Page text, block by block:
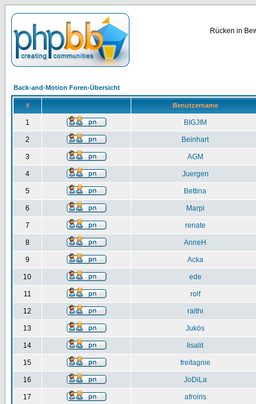
Rücken in
Back-and-Motion Foren-Übersicht
# Benutzername
1 BIGJIM
2 Beinhart
3 AGM
4 Juergen
5 Bettina
6 Marpi
7 renate
8 AnneH
9 Acka
10 ede
11 rolf
12 ralthi
13 Jukös
14 lisalit
15 freitagnie
16 JoDiLa
17 afroiris